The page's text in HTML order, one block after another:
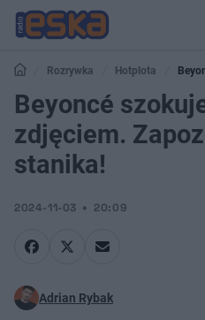
Rozrywka Hotplota
Zapozowała bez stanika!
Beyoncé
zdjęciem.
stanika!
2024-11-03 20:09
Adrian Rybak